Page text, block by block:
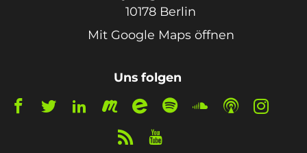
10178 Berlin
Mit Google Maps öffnen
Uns folgen